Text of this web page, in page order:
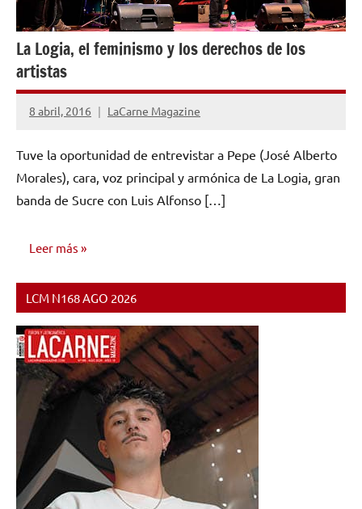
La Logia, el feminismo y los derechos de los
artistas
8 abril, 2016 LaCarne Magazine
No
comentarios
Tuve la oportunidad de entrevistar a Pepe (José Alberto
Morales), cara, voz principal y armónica de La Logia, gran
banda de Sucre con Luis Alfonso […]
Leer más
ENTREVISTAS
LCM N168 AGO 2026